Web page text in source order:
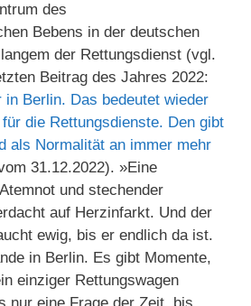
des
Bebens in der deutschen
der Rettungsdienst (vgl.
Beitrag des Jahres 2022:
in Berlin. Das bedeutet wieder
die Rettungsdienste. Den gibt
als Normalität an immer mehr
31.12.2022). »Eine
und stechender
auf Herzinfarkt. Und der
ewig, bis er endlich da ist.
in Berlin. Es gibt Momente,
einziger Rettungswagen